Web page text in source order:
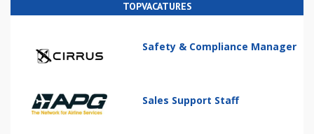
TOPVACATURES
Safety & Compliance Manager
Sales Support Staff